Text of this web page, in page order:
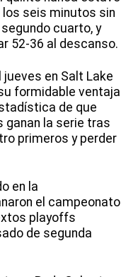
los seis minutos sin
cuarto, y
52-36 al descanso.
en Salt Lake
formidable ventaja
de que
ganan la serie tras
primeros y perder
en la
el campeonato
playoffs
de segunda